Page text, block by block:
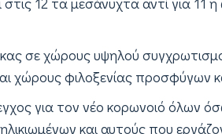
σε χώρους υψηλού
χώρους φιλοξενίας προσφύγων
για τον νέο κορωνοιό όλων
και αυτούς που